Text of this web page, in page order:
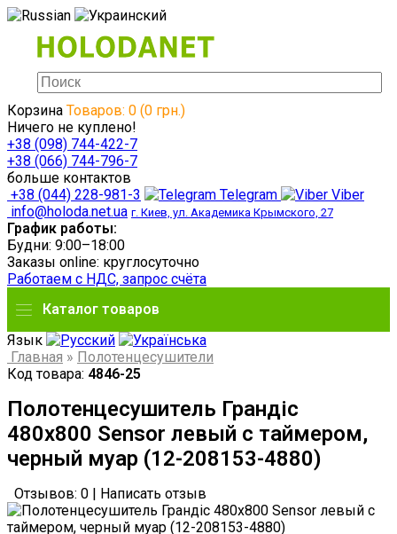
Корзина Товаров: 0 (0 грн.)
Ничего не куплено!
+38 (098) 744-422-7
+38 (066) 744-796-7
больше контактов
+38 (044) 228-981-3
Telegram
Viber
info@holoda.net.ua г. Киев, ул. Академика Крымского, 27
График работы:
Будни: 9:00–18:00
Заказы online: круглосуточно
Работаем с НДС, запрос счёта
Каталог товаров
Язык
Главная » Полотенцесушители
Код товара: 4846-25
Полотенцесушитель Грандіс
480х800 Sensor левый с таймером,
черный муар (12-208153-4880)
Отзывов: 0 Написать отзыв